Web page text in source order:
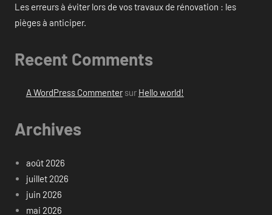
Les erreurs à éviter lors de vos travaux de rénovation : les
pièges à anticiper.
Recent Comments
A WordPress Commentersur Hello world!
Archives
août 2026
juillet 2026
juin 2026
mai 2026